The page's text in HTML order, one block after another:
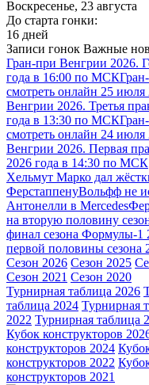
Воскресенье, 23 августа
До старта гонки:
16 дней
Записи гонок Важные
Гран-при Венгрии 2026.
года в 16:00 по МСК
смотреть онлайн 25
Венгрии 2026. Третья
года в 13:30 по МСК
смотреть онлайн 24
Венгрии 2026. Первая
2026 года в 14:30 по МСК
Хельмут Марко дал
ФерстаппенуВольфф не
Антонелли в Mercedes
на вторую половину
финал сезона Формулы-1
первой половины сезона
Сезон 2026 Сезон 2025
Сезон 2021 Сезон 2020
Турнирная таблица 2026
таблица 2024 Турнирная
2022 Турнирная таблица
Кубок конструкторов
конструкторов 2024
конструкторов 2022
конструкторов 2021